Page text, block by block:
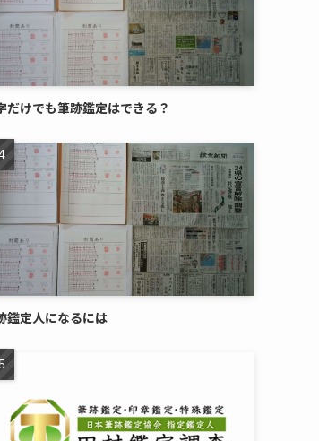
だけでも筆跡鑑定はできる？
鑑定人になるには